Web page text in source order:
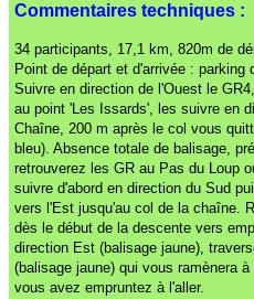
Commentaires techniques :
34 participants, 17,1 km, 820m de
Point de départ et d'arrivée : parking
Suivre en direction de l'Ouest le
au point 'Les Issards', les suivre en
Chaîne, 200 m après le col vous
bleu). Absence totale de balisage,
retrouverez les GR au Pas du Loup
suivre d'abord en direction du Sud
vers l'Est jusqu'au col de la chaîne.
dès le début de la descente vers
direction Est (balisage jaune),
(balisage jaune) qui vous ramènera
vous avez empruntez à l'aller.